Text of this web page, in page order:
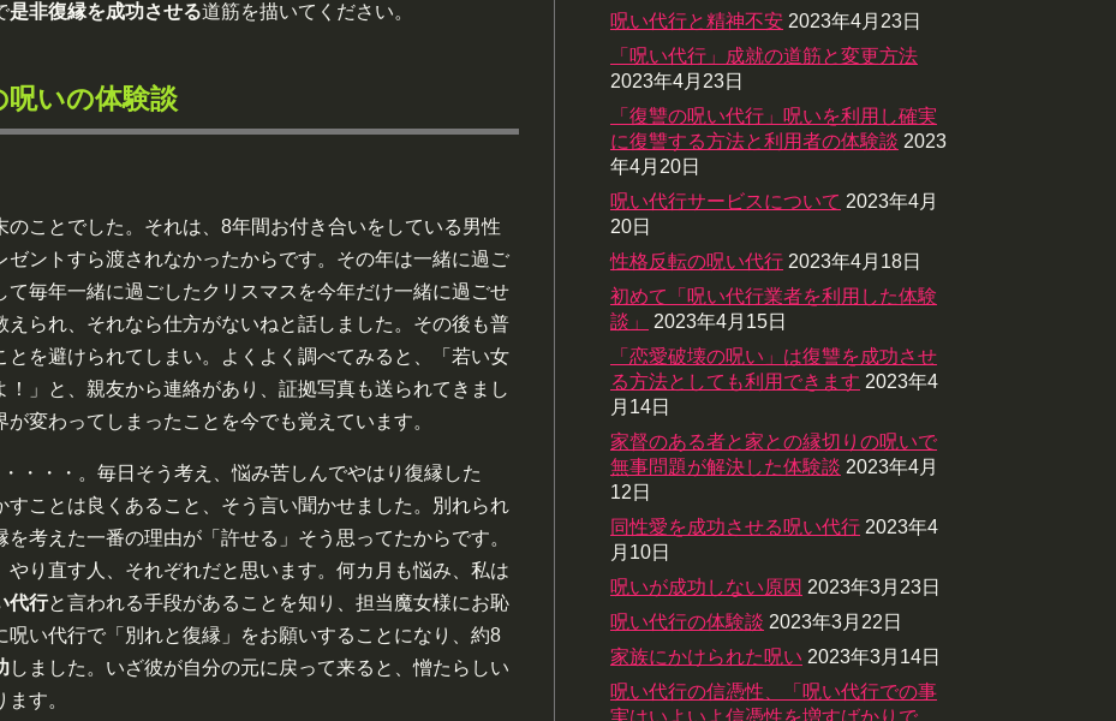
是非復縁を成功させる道筋を描いてください。
呪いの体験談
のことでした。それは、8年間お付き合いをしている男性
ントすら渡されなかったからです。その年は一緒に過ご
毎年一緒に過ごしたクリスマスを今年だけ一緒に過ごせ
られ、それなら仕方がないねと話しました。その後も普
を避けられてしまい。よくよく調べてみると、「若い女
」と、親友から連絡があり、証拠写真も送られてきまし
変わってしまったことを今でも覚えています。
・・・。毎日そう考え、悩み苦しんでやはり復縁した
ことは良くあること、そう言い聞かせました。別れられ
考えた一番の理由が「許せる」そう思ってたからです。
り直す人、それぞれだと思います。何カ月も悩み、私は
代行と言われる手段があることを知り、担当魔女様にお恥
い代行で「別れと復縁」をお願いすることになり、約8
しました。いざ彼が自分の元に戻って来ると、憎たらしい
す。
呪い代行と精神不安 2023年4月23日
「呪い代行」成就の道筋と変更方法
2023年4月23日
「復讐の呪い代行」呪いを利用し確実
に復讐する方法と利用者の体験談 2023
年4月20日
呪い代行サービスについて 2023年4月
20日
性格反転の呪い代行 2023年4月18日
初めて「呪い代行業者を利用した体験
談」
2023年4月15日
「恋愛破壊の呪い」は復讐を成功させ
る方法としても利用できます 2023年4
月14日
家督のある者と家との縁切りの呪いで
無事問題が解決した体験談 2023年4月
12日
同性愛を成功させる呪い代行 2023年4
月10日
呪いが成功しない原因 2023年3月23日
呪い代行の体験談 2023年3月22日
家族にかけられた呪い 2023年3月14日
呪い代行の信憑性、「呪い代行での事